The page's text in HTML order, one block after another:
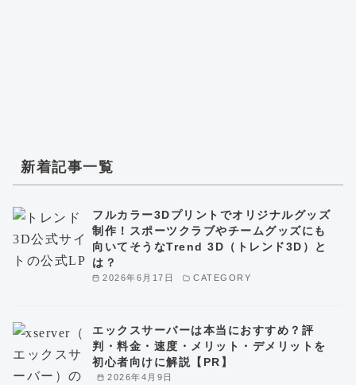
新着記事一覧
2026年6月17日 CATEGORY
フルカラー3Dプリントでオリジナルグッズ
制作！スポーツクラブやチームグッズにも
向いてそうなTrend 3D（トレンド3D）と
は？
2026年4月9日
エックスサーバーは本当におすすめ？評
判・料金・速度・メリット・デメリットを
初心者向けに解説【PR】